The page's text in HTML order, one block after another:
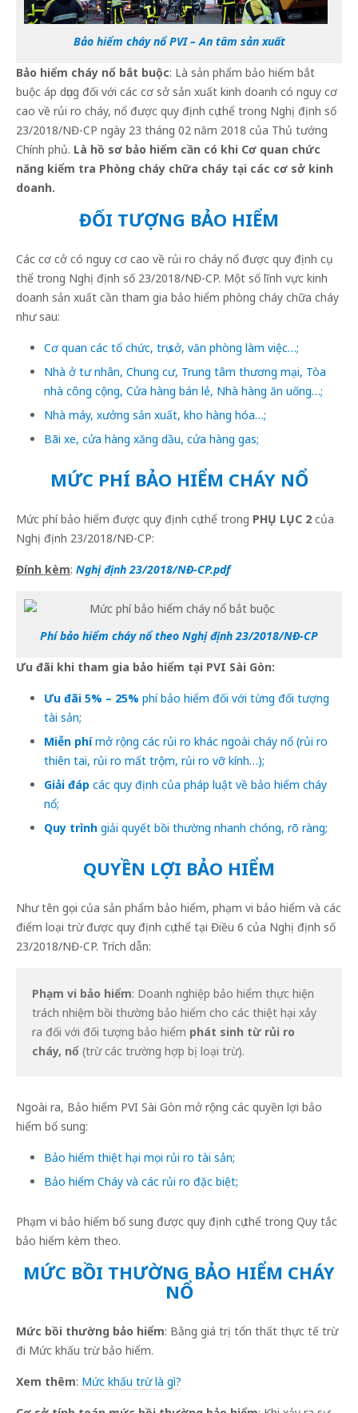
Bảo hiểm cháy nổ PVI – An tâm sản xuất
Bảo hiểm cháy nổ bắt buộc: Là sản phẩm bảo hiểm bắt
buộc áp dụng đối với các cơ sở sản xuất kinh doanh có nguy cơ
cao về rủi ro cháy, nổ được quy định cụ thể trong Nghị định số
23/2018/NĐ-CP ngày 23 tháng 02 năm 2018 của Thủ tướng
Chính phủ. Là hồ sơ bảo hiểm cần có khi Cơ quan chức
năng kiểm tra Phòng cháy chữa cháy tại các cơ sở kinh
doanh.
ĐỐI TƯỢNG BẢO HIỂM
Các cơ cở có nguy cơ cao về rủi ro cháy nổ được quy định cụ
thể trong Nghị định số 23/2018/NĐ-CP. Một số lĩnh vực kinh
doanh sản xuất cần tham gia bảo hiểm phòng cháy chữa cháy
như sau:
Cơ quan các tổ chức, trụ sở, văn phòng làm việc…;
Nhà ở tư nhân, Chung cư, Trung tâm thương mại, Tòa
nhà công cộng, Cửa hàng bán lẻ, Nhà hàng ăn uống…;
Nhà máy, xưởng sản xuất, kho hàng hóa…;
Bãi xe, cửa hàng xăng dầu, cửa hàng gas;
MỨC PHÍ BẢO HIỂM CHÁY NỔ
Mức phí bảo hiểm được quy định cụ thể trong PHỤ LỤC 2 của
Nghị định 23/2018/NĐ-CP:
Đính kèm: Nghị định 23/2018/NĐ-CP.pdf
Phí bảo hiểm cháy nổ theo Nghị định 23/2018/NĐ-CP
Ưu đãi khi tham gia bảo hiểm tại PVI Sài Gòn:
Ưu đãi 5% – 25% phí bảo hiểm đối với từng đối tượng
tài sản;
Miễn phímở rộng các rủi ro khác ngoài cháy nổ (rủi ro
thiên tai, rủi ro mất trộm, rủi ro vỡ kính…);
Giải đáp các quy định của pháp luật về bảo hiểm cháy
nổ;
Quy trình giải quyết bồi thường nhanh chóng, rõ ràng;
QUYỀN LỢI BẢO HIỂM
Như tên gọi của sản phẩm bảo hiểm, phạm vi bảo hiểm và các
điểm loại trừ được quy định cụ thể tại Điều 6 của Nghị định số
23/2018/NĐ-CP. Trích dẫn:
Phạm vi bảo hiểm: Doanh nghiệp bảo hiểm thực hiện
trách nhiệm bồi thường bảo hiểm cho các thiệt hại xảy
ra đối với đối tượng bảo hiểm phát sinh từ rủi ro
cháy, nổ (trừ các trường hợp bị loại trừ).
Ngoài ra, Bảo hiểm PVI Sài Gòn mở rộng các quyền lợi bảo
hiểm bổ sung:
Bảo hiểm thiệt hại mọi rủi ro tài sản;
Bảo hiểm Cháy và các rủi ro đặc biệt;
Phạm vi bảo hiểm bổ sung được quy định cụ thể trong Quy tắc
bảo hiểm kèm theo.
MỨC BỒI THƯỜNG BẢO HIỂM CHÁY
NỔ
Mức bồi thường bảo hiểm: Bằng giá trị tổn thất thực tế trừ
đi Mức khấu trừ bảo hiểm.
Xem thêm: Mức khấu trừ là gì?